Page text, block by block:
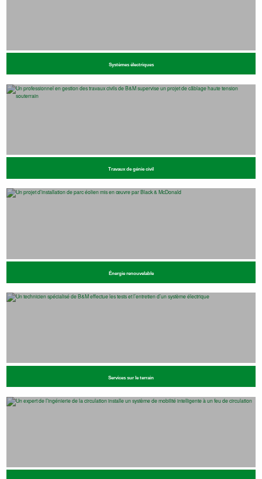
Systèmes électriques
Travaux de génie civil
Énergie renouvelable
Services sur le terrain